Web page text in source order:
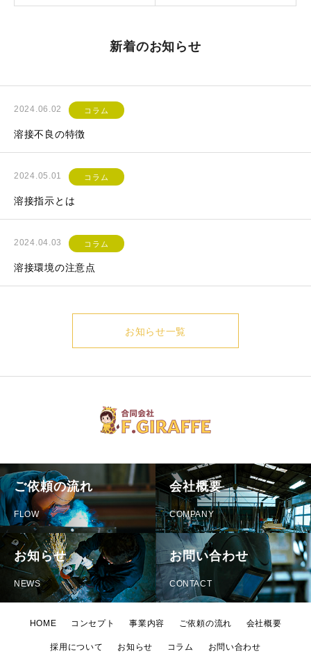
新着のお知らせ
2024.06.02 コラム
溶接不良の特徴
2024.05.01 コラム
溶接指示とは
2024.04.03 コラム
溶接環境の注意点
お知らせ一覧
ご依頼の流れ
FLOW
会社概要
COMPANY
お知らせ
NEWS
お問い合わせ
CONTACT
HOME コンセプト 事業内容 ご依頼の流れ 会社概要
採用について お知らせ コラム お問い合わせ